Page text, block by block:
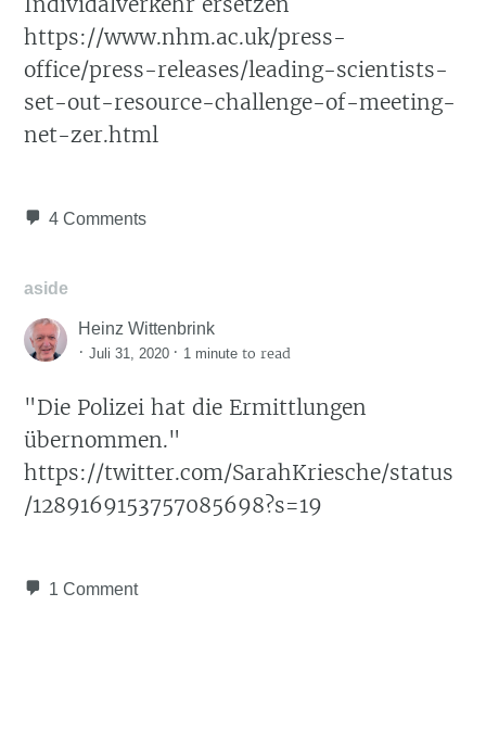
https://www.nhm.ac.uk/press-
office/press-releases/leading-scientists-
set-out-resource-challenge-of-meeting-
net-zer.html
4 Comments
aside
Heinz Wittenbrink
·Juli 31, 2020 · 1 minute to read
"Die Polizei hat die Ermittlungen
übernommen."
https://twitter.com/SarahKriesche/status
/1289169153757085698?s=19
1 Comment